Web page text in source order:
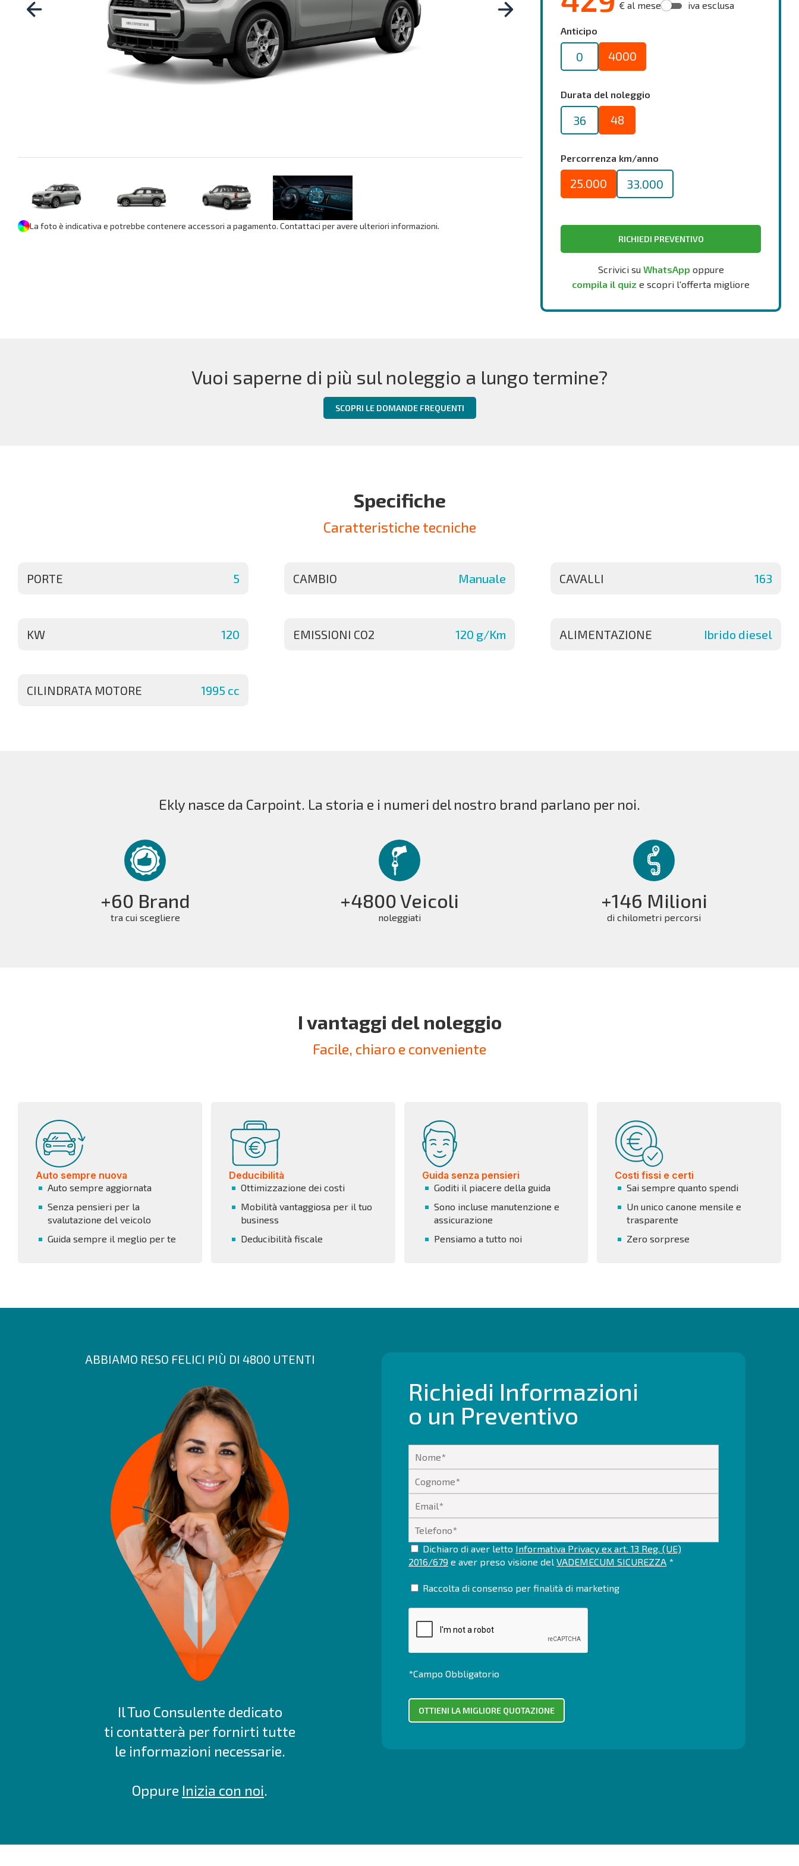
La foto è indicativa e potrebbe contenere accessori a pagamento. Contattaci per avere ulteriori informazioni.
€ al mese iva esclusa
Anticipo
0 4000
Durata del noleggio
36 48
Percorrenza km/anno
25.000 33.000
RICHIEDI PREVENTIVO
Scrivici su WhatsApp oppure
compila il quiz e scopri l'offerta migliore
Vuoi saperne di più sul noleggio a lungo termine?
SCOPRI LE DOMANDE FREQUENTI
Specifiche
Caratteristiche tecniche
PORTE 5 CAMBIO Manuale CAVALLI 163
KW 120 EMISSIONI CO2 120 g/Km ALIMENTAZIONE Ibrido diesel
CILINDRATA MOTORE 1995 cc
Ekly nasce da Carpoint. La storia e i numeri del nostro brand parlano per noi.
+60 Brand
tra cui scegliere
+4800 Veicoli
noleggiati
+146 Milioni
di chilometri percorsi
I vantaggi del noleggio
Facile, chiaro e conveniente
Auto sempre nuova
Auto sempre aggiornata
Senza pensieri per la
svalutazione del veicolo
Guida sempre il meglio per te
Deducibilità
Ottimizzazione dei costi
Mobilità vantaggiosa per il tuo
business
Deducibilità fiscale
Guida senza pensieri
Goditi il piacere della guida
Sono incluse manutenzione e
assicurazione
Pensiamo a tutto noi
Costi fissi e certi
Sai sempre quanto spendi
Un unico canone mensile e
trasparente
Zero sorprese
ABBIAMO RESO FELICI PIÙ DI 4800 UTENTI
Il Tuo Consulente dedicato
ti contatterà per fornirti tutte
le informazioni necessarie.
Oppure Inizia con noi.
Richiedi Informazioni
o un Preventivo
Dichiaro di aver letto Informativa Privacy ex art. 13 Reg. (UE)
2016/679 e aver preso visione del VADEMECUM SICUREZZA *
Raccolta di consenso per finalità di marketing
*Campo Obbligatorio